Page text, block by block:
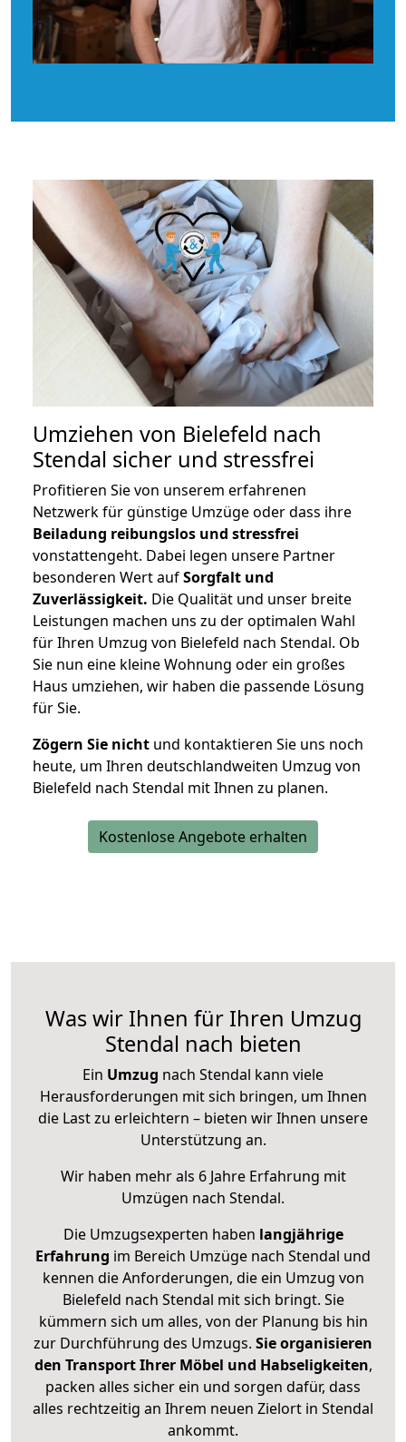
Umziehen von Bielefeld nach
Stendal sicher und stressfrei
Profitieren Sie von unserem erfahrenen
Netzwerk für günstige Umzüge oder dass ihre
Beiladung reibungslos und stressfrei
vonstattengeht. Dabei legen unsere Partner
besonderen Wert aufSorgfalt und
Zuverlässigkeit. Die Qualität und unser breite
Leistungen machen uns zu der optimalen Wahl
für Ihren Umzug von Bielefeld nach Stendal. Ob
Sie nun eine kleine Wohnung oder ein großes
Haus umziehen, wir haben die passende Lösung
für Sie.
Zögern Sie nicht und kontaktieren Sie uns noch
heute, um Ihren deutschlandweiten Umzug von
Bielefeld nach Stendal mit Ihnen zu planen.
Kostenlose Angebote erhalten
Was wir Ihnen für Ihren Umzug
Stendal nach bieten
Ein Umzug nach Stendal kann viele
Herausforderungen mit sich bringen, um Ihnen
die Last zu erleichtern – bieten wir Ihnen unsere
Unterstützung an.
Wir haben mehr als 6 Jahre Erfahrung mit
Umzügen nach Stendal.
Die Umzugsexperten haben langjährige
Erfahrung im Bereich Umzüge nach Stendal und
kennen die Anforderungen, die ein Umzug von
Bielefeld nach Stendal mit sich bringt. Sie
kümmern sich um alles, von der Planung bis hin
zur Durchführung des Umzugs. Sie organisieren
den Transport Ihrer Möbel und Habseligkeiten,
packen alles sicher ein und sorgen dafür, dass
alles rechtzeitig an Ihrem neuen Zielort in Stendal
ankommt.